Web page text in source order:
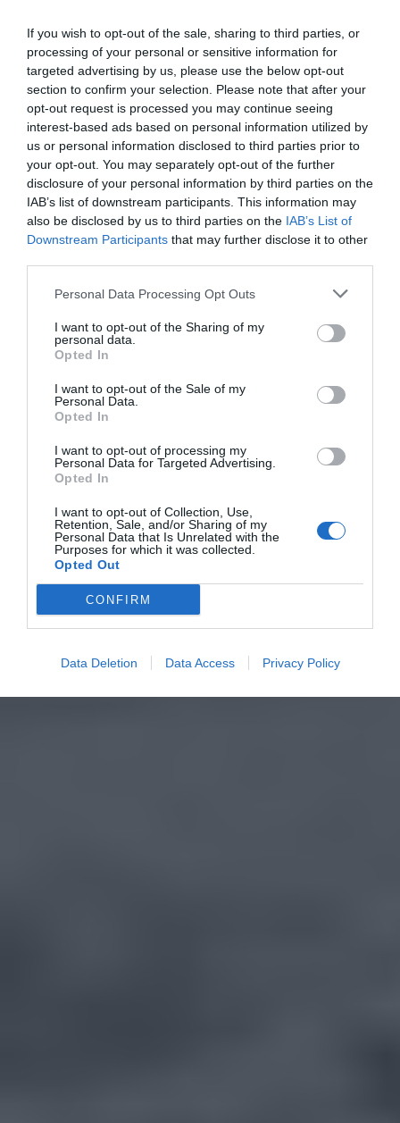
If you wish to opt-out of the sale, sharing to third parties, or
processing of your personal or sensitive information for
targeted advertising by us, please use the below opt-out
section to confirm your selection. Please note that after your
opt-out request is processed you may continue seeing
interest-based ads based on personal information utilized by
us or personal information disclosed to third parties prior to
your opt-out. You may separately opt-out of the further
disclosure of your personal information by third parties on the
IAB’s list of downstream participants. This information may
also be disclosed by us to third parties on the IAB’s List of
Downstream Participants that may further disclose it to other
Personal Data Processing Opt Outs
I want to opt-out of the Sharing of my
personal data.
Opted In
I want to opt-out of the Sale of my
Personal Data.
Opted In
I want to opt-out of processing my
Personal Data for Targeted Advertising.
Opted In
I want to opt-out of Collection, Use,
Retention, Sale, and/or Sharing of my
Personal Data that Is Unrelated with the
Purposes for which it was collected.
Opted Out
CONFIRM
Data Deletion Data Access Privacy Policy